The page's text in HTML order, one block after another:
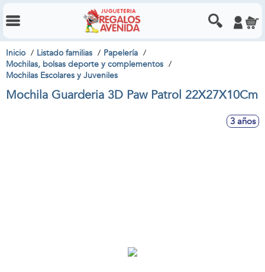
Inicio Listado familias
Papelería
Mochilas, bolsas deporte y complementos
Mochilas Escolares y Juveniles
Mochila Guarderia 3D Paw Patrol 22X27X10Cm
3 años